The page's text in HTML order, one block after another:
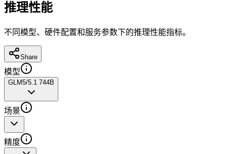
推理性能
不同模型、硬件配置和服务参数下的推理性能指标。
Share
模型
GLM5/5.1 744B
场景
精度